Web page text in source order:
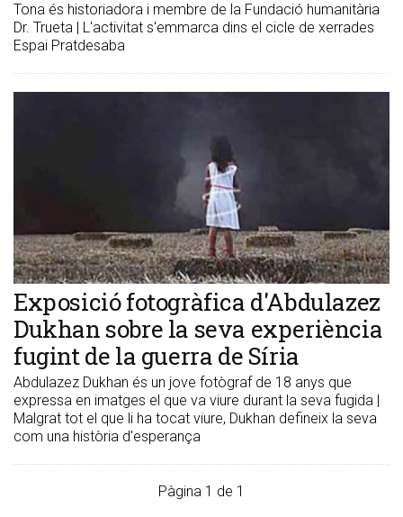
Tona és historiadora i membre de la Fundació humanitària
Dr. Trueta | L'activitat s'emmarca dins el cicle de xerrades
Espai Pratdesaba
Exposició fotogràfica d'Abdulazez
Dukhan sobre la seva experiència
fugint de la guerra de Síria
Abdulazez Dukhan és un jove fotògraf de 18 anys que
expressa en imatges el que va viure durant la seva fugida |
Malgrat tot el que li ha tocat viure, Dukhan defineix la seva
com una història d'esperança
Pàgina 1 de 1